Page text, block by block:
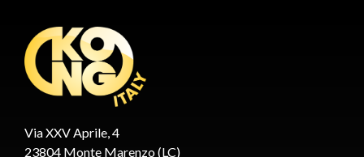
Via XXV Aprile, 4
23804 Monte Marenzo (LC)